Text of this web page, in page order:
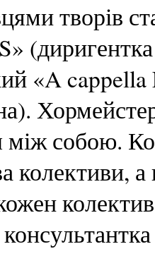
творів
«A
між собою.
колективи,